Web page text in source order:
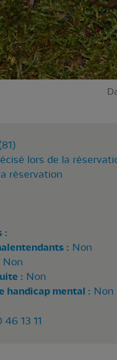
lors de la
réservation
:
: Non
Non
: Non
handicap mental : Non
13 11